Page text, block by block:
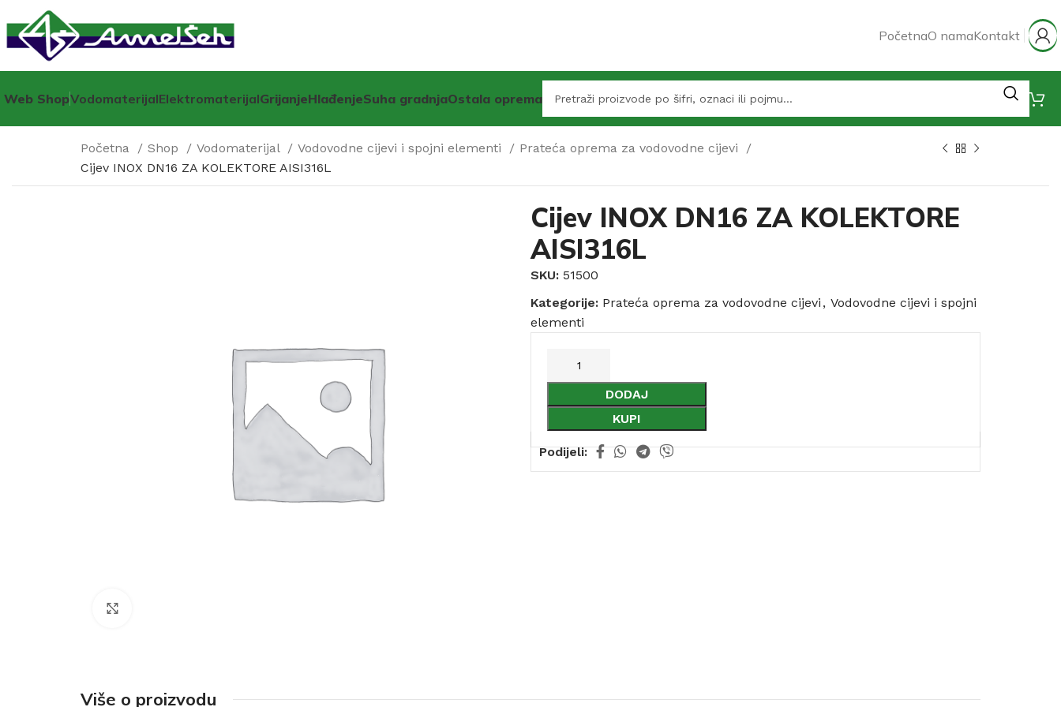
PočetnaO namaKontakt
Web ShopVodomaterijalElektromaterijalGrijanjeHlađenjeSuha gradnjaOstala oprema
Početna Shop Vodomaterijal Vodovodne cijevi i spojni elementi
Prateća oprema za vodovodne cijevi
Cijev INOX DN16 ZA KOLEKTORE AISI316L
Cijev INOX DN16 ZA KOLEKTORE
AISI316L
SKU: 51500
Kategorije: Prateća oprema za vodovodne cijevi , Vodovodne cijevi i spojni
elementi
DODAJ
KUPI
Podijeli:
Više o proizvodu